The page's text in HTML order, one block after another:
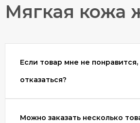
Мягкая кожа
Если товар мне не
отказаться?
Можно заказать несколько